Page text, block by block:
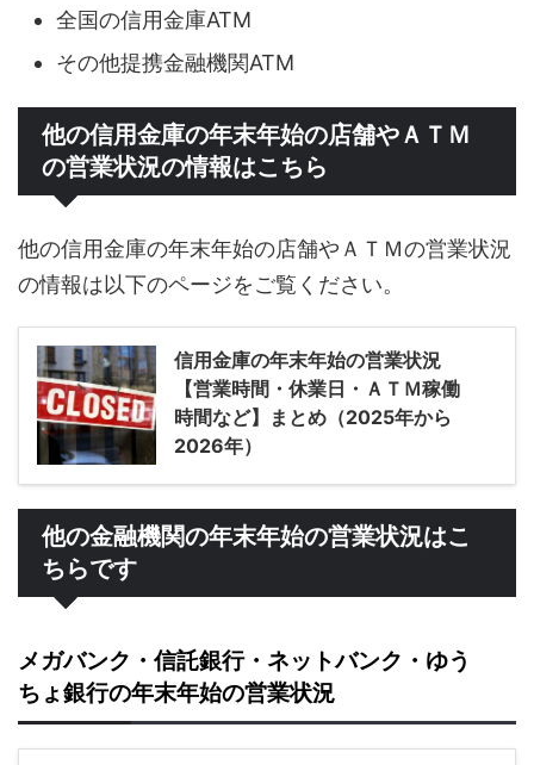
全国の信用金庫ATM
その他提携金融機関ATM
他の信用金庫の年末年始の店舗やＡＴＭ
の営業状況の情報はこちら
他の信用金庫の年末年始の店舗やＡＴＭの営業状況
の情報は以下のページをご覧ください。
信用金庫の年末年始の営業状況
【営業時間・休業日・ＡＴＭ稼働
時間など】まとめ（2025年から
2026年）
他の金融機関の年末年始の営業状況はこ
ちらです
メガバンク・信託銀行・ネットバンク・ゆう
ちょ銀行の年末年始の営業状況